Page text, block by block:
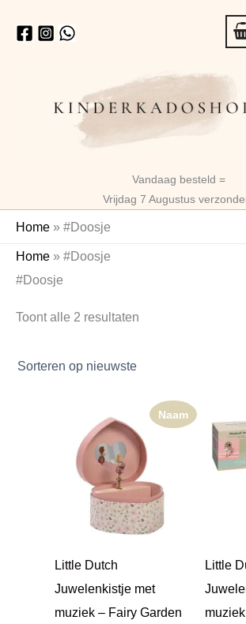
naar
Vandaag besteld =
Vrijdag 7 Augustus
Home » #Doosje
Home » #Doosje
#Doosje
Toont alle 2 resultaten
Naam
Little Dutch
Juwelenkistje met
muziek – Fairy Garden
Little